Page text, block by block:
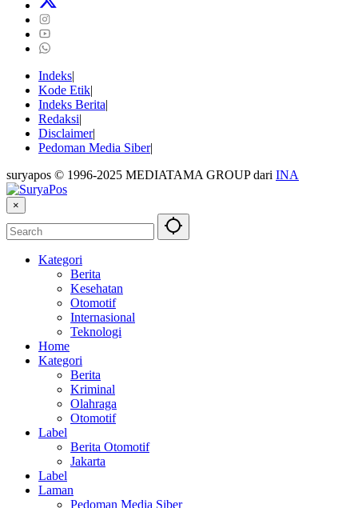
Indeks
Kode Etik
Indeks Berita
Redaksi
Disclaimer
Pedoman Media Siber
suryapos © 1996-2025 MEDIATAMA GROUP dari INA
×
Kategori
Berita
Kesehatan
Otomotif
Internasional
Teknologi
Home
Kategori
Berita
Kriminal
Olahraga
Otomotif
Label
Berita Otomotif
Jakarta
Label
Laman
Pedoman Media Siber